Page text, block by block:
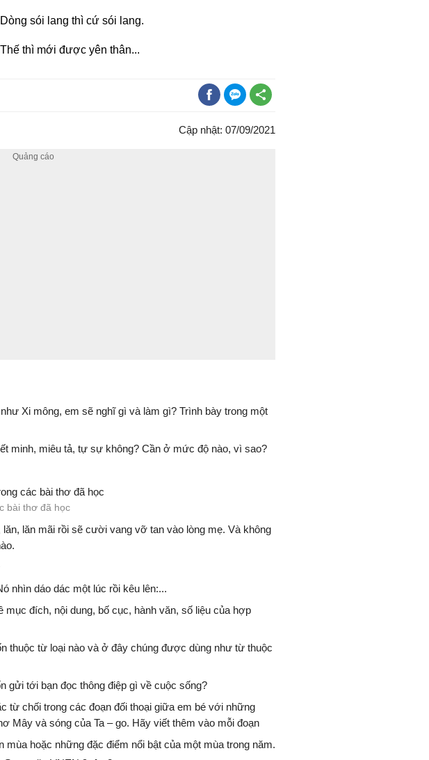
Dòng sói lang thì cứ sói lang.
Thế thì mới được yên thân...
Cập nhật: 07/09/2021
Xi mông, em sẽ nghĩ gì và làm gì? Trình bày trong một
minh, miêu tả, tự sự không? Cần ở mức độ nào, vì sao?
các bài thơ đã học
bài thơ đã học
lăn mãi rồi sẽ cười vang vỡ tan vào lòng mẹ. Và không
nhìn dáo dác một lúc rồi kêu lên:...
đích, nội dung, bố cục, hành văn, số liệu của hợp
thuộc từ loại nào và ở đây chúng được dùng như từ thuộc
gửi tới bạn đọc thông điệp gì về cuộc sống?
từ chối trong các đoạn đối thoại giữa em bé với những
Mây và sóng của Ta – go. Hãy viết thêm vào mỗi đoạn
hoặc những đặc điểm nổi bật của một mùa trong năm.